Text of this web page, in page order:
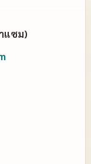
แซม)